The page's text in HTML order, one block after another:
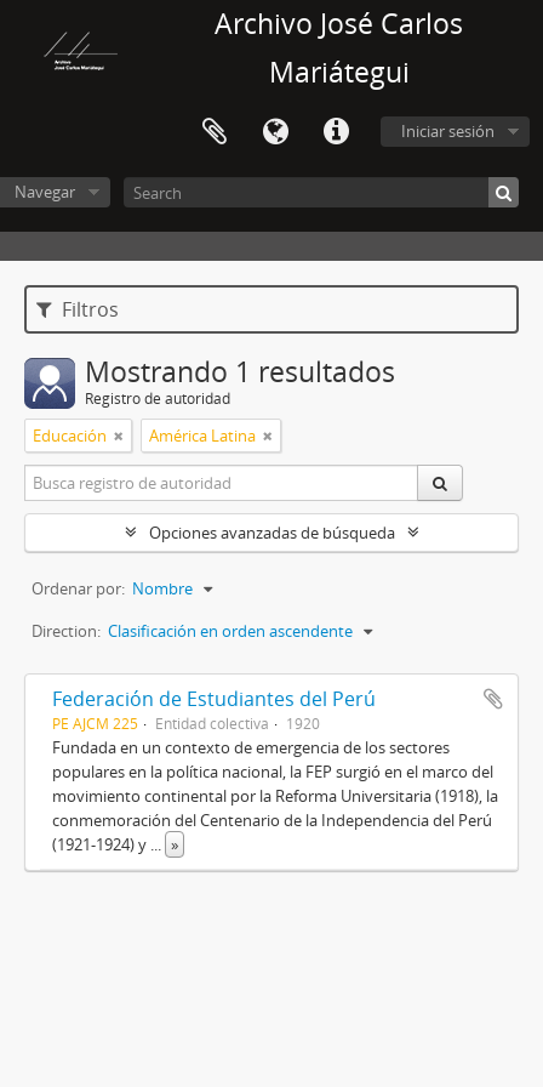
Archivo José Carlos
Mariátegui
Iniciar sesión
Navegar
Filtros
Mostrando 1 resultados
Registro de autoridad
Educación América Latina
Opciones avanzadas de búsqueda
Ordenar por: Nombre
Direction: Clasificación en orden ascendente
Federación de Estudiantes del Perú
PE AJCM 225 Entidad colectiva 1920
Fundada en un contexto de emergencia de los sectores
populares en la política nacional, la FEP surgió en el marco del
movimiento continental por la Reforma Universitaria (1918), la
conmemoración del Centenario de la Independencia del Perú
(1921-1924) y ... »